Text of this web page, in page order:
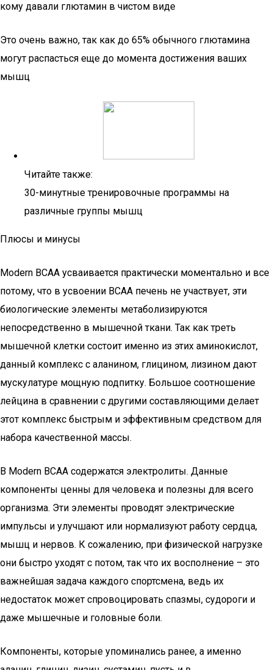
кому давали глютамин в чистом виде
Это очень важно, так как до 65% обычного глютамина
могут распасться еще до момента достижения ваших
мышц
Читайте также:
30-минутные тренировочные программы на
различные группы мышц
Плюсы и минусы
Modern BCAA усваивается практически моментально и все
потому, что в усвоении ВСАА печень не участвует, эти
биологические элементы метаболизируются
непосредственно в мышечной ткани. Так как треть
мышечной клетки состоит именно из этих аминокислот,
данный комплекс с аланином, глицином, лизином дают
мускулатуре мощную подпитку. Большое соотношение
лейцина в сравнении с другими составляющими делает
этот комплекс быстрым и эффективным средством для
набора качественной массы.
В Modern BCAA содержатся электролиты. Данные
компоненты ценны для человека и полезны для всего
организма. Эти элементы проводят электрические
импульсы и улучшают или нормализуют работу сердца,
мышц и нервов. К сожалению, при физической нагрузке
они быстро уходят с потом, так что их восполнение – это
важнейшая задача каждого спортсмена, ведь их
недостаток может спровоцировать спазмы, судороги и
даже мышечные и головные боли.
Компоненты, которые упоминались ранее, а именно